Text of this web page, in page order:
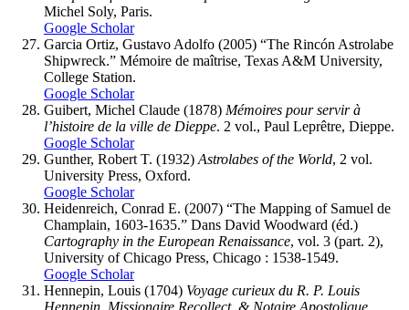
Michel Soly, Paris.
Google Scholar
Garcia Ortiz, Gustavo Adolfo (2005) “The Rincón Astrolabe
Shipwreck.” Mémoire de maîtrise, Texas A&M University,
College Station.
Google Scholar
Guibert, Michel Claude (1878) Mémoires pour servir à
l’histoire de la ville de Dieppe. 2 vol., Paul Leprêtre, Dieppe.
Google Scholar
Gunther, Robert T. (1932) Astrolabes of the World, 2 vol.
University Press, Oxford.
Google Scholar
Heidenreich, Conrad E. (2007) “The Mapping of Samuel de
Champlain, 1603-1635.” Dans David Woodward (éd.)
Cartography in the European Renaissance, vol. 3 (part. 2),
University of Chicago Press, Chicago : 1538-1549.
Google Scholar
Hennepin, Louis (1704) Voyage curieux du R. P. Louis
Hennepin, Missionaire Recollect, & Notaire Apostolique